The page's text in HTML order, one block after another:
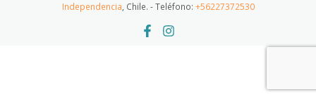
Independencia , Chile. - Teléfono: +56227372530